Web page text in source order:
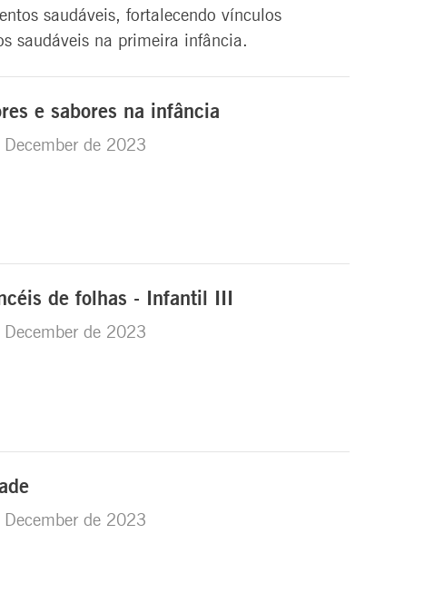
saudáveis, fortalecendo vínculos
saudáveis na primeira infância.
e sabores na infância
December de 2023
de folhas - Infantil III
December de 2023
de 2023